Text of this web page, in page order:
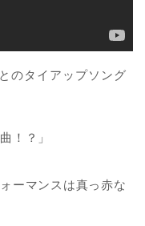
のタイアップソング
！？」
ーマンスは真っ赤な